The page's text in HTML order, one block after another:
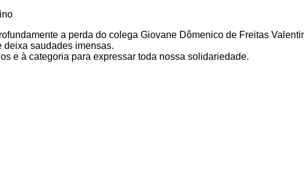
a perda do colega Giovane Dômenico de Freitas
deixa saudades imensas.
e à categoria para expressar toda nossa solidariedade.